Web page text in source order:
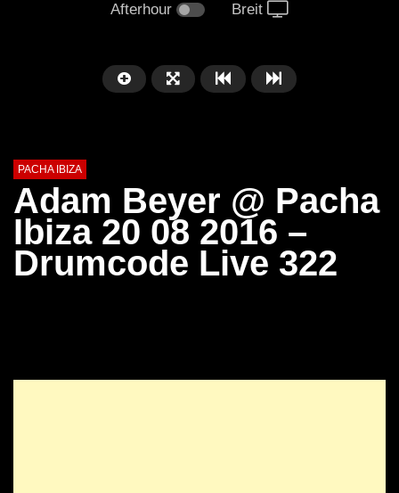
Afterhour Breit
PACHA IBIZA
Adam Beyer @ Pacha
Ibiza 20 08 2016 –
Drumcode Live 322